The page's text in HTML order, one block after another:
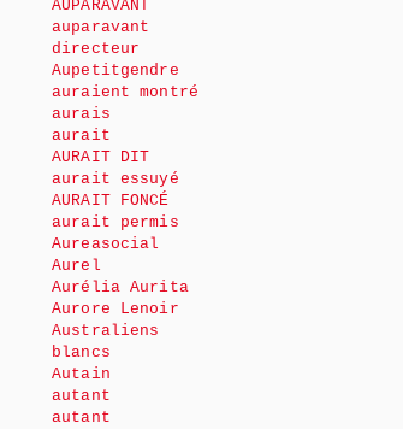
AUPARAVANT
auparavant
directeur
Aupetitgendre
auraient montré
aurais
aurait
AURAIT DIT
aurait essuyé
AURAIT FONCÉ
aurait permis
Aureasocial
Aurel
Aurélia Aurita
Aurore Lenoir
Australiens
blancs
Autain
autant
autant